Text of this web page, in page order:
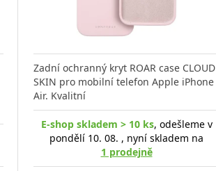
Zadní ochranný kryt ROAR case CLOUD
SKIN pro mobilní telefon Apple iPhone
Air. Kvalitní
E-shop skladem > 10 ks, odešleme v
pondělí 10. 08. , nyní skladem na
1 prodejně